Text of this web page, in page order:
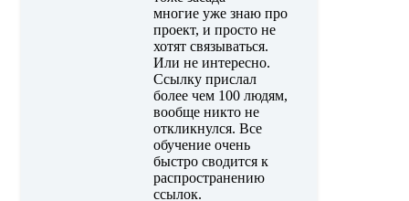
многие уже знаю про
проект, и просто не
хотят связываться.
Или не интересно.
Ссылку прислал
более чем 100 людям,
вообще никто не
откликнулся. Все
обучение очень
быстро сводится к
распространению
ссылок.